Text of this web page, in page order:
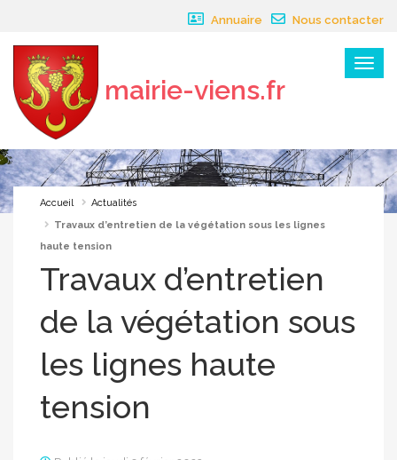
Annuaire Nous contacter
Menu
mairie-viens.fr
×
Accueil
Actualités
Travaux d’entretien de la végétation sous les lignes
haute tension
Travaux d’entretien
de la végétation sous
les lignes haute
tension
Panneau de gestion des cookies